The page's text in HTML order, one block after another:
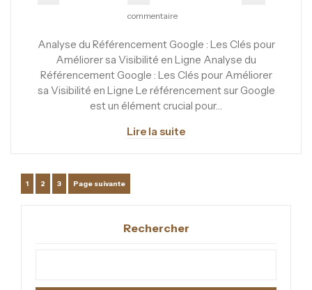
commentaire
Analyse du Référencement Google : Les Clés pour
Améliorer sa Visibilité en Ligne Analyse du
Référencement Google : Les Clés pour Améliorer
sa Visibilité en Ligne Le référencement sur Google
est un élément crucial pour…
Lire la suite
Pagination
publications
Page
1 Page
2 Page
3 Page suivante
Rechercher